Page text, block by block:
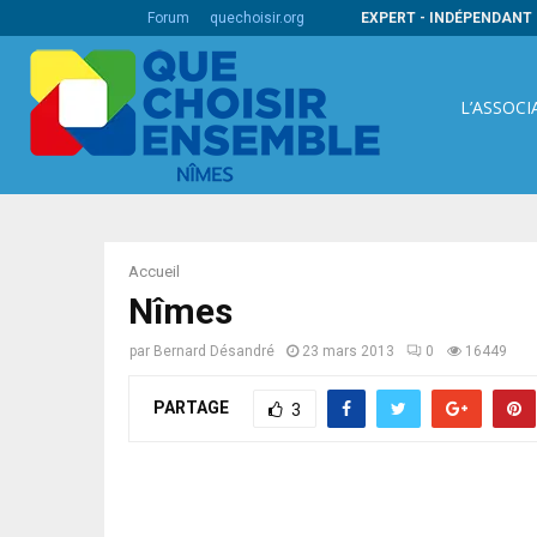
Forum quechoisir.org EXPERT -
pour une démarche qualité au bénéfice…
Accueil
Nîmes
par Bernard Désandré 23 mars 2013 0 16449
PARTAGE 3